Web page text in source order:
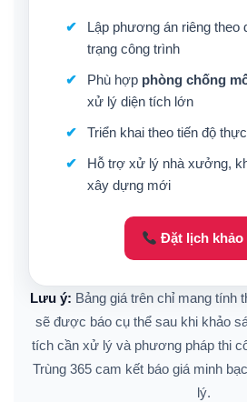
Lập phương án riêng theo
trạng công trình
Phù hợp phòng chống
xử lý diện tích lớn
Triển khai theo tiến độ
Hỗ trợ xử lý nhà xưởng,
xây dựng mới
Đặt lịch khảo
Lưu ý: Bảng giá trên chỉ mang tính
sẽ được báo cụ thể sau khi khảo
tích cần xử lý và phương pháp thi
Trùng 365 cam kết báo giá minh
lý.